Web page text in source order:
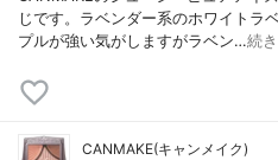
じです。ラベンダー系のホワイトラ
プルが強い気がしますがラベン…続
CANMAKE(キャンメイク)